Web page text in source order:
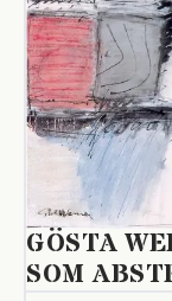
GÖSTA
SOM